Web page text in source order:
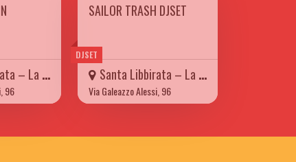
Carretteria
96
DJSET
SAILOR TRASH DJSET
Santa Libbirata – La Carretteria
Via Galeazzo Alessi, 96